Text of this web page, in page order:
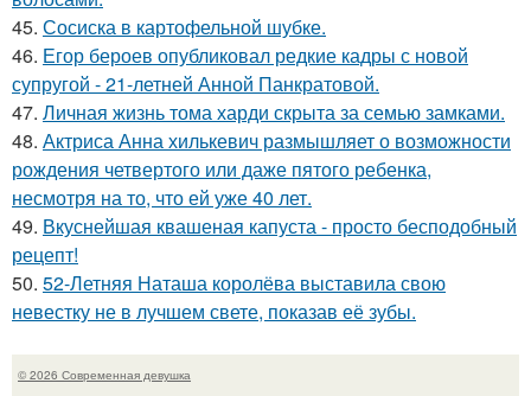
45. Сосиска в картофельной шубке.
46. Егор бероев опубликовал редкие кадры с новой
супругой - 21-летней Анной Панкратовой.
47. Личная жизнь тома харди скрыта за семью замками.
48. Актриса Анна хилькевич размышляет о возможности
рождения четвертого или даже пятого ребенка,
несмотря на то, что ей уже 40 лет.
49. Вкуснейшая квашеная капуста - просто бесподобный
рецепт!
50. 52-Летняя Наташа королёва выставила свою
невестку не в лучшем свете, показав её зубы.
© 2026 Современная девушка